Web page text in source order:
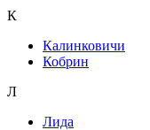
К
Калинковичи
Кобрин
Л
Лида